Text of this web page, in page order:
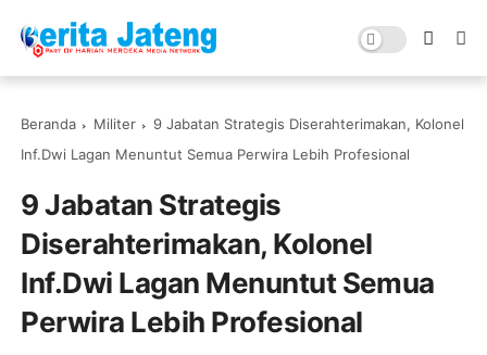
Beranda Militer
9 Jabatan Strategis Diserahterimakan, Kolonel
Inf.Dwi Lagan Menuntut Semua Perwira Lebih Profesional
9 Jabatan Strategis
Diserahterimakan, Kolonel
Inf.Dwi Lagan Menuntut Semua
Perwira Lebih Profesional